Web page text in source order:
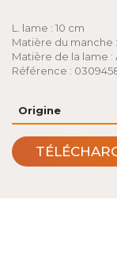
L. lame : 10 cm
Matière du manche
Matière de la lame
Référence :
Origine